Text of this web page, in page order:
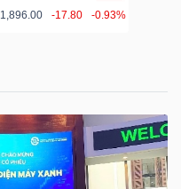
1,896.00 -17.80 -0.93%